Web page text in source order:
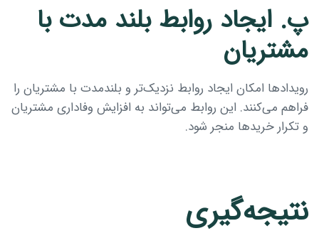
پ. ایجاد روابط بلند مدت با
مشتریان
رویدادها امکان ایجاد روابط نزدیک‌تر و بلندمدت با مشتریان را
فراهم می‌کنند. این روابط می‌تواند به افزایش وفاداری مشتریان
و تکرار خریدها منجر شود.
نتیجه‌گیری